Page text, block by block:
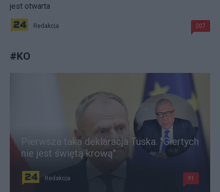
jest otwarta
Redakcja 207
#KO
Pierwsza taka deklaracja Tuska. "Giertych
nie jest świętą krową"
Redakcja 91